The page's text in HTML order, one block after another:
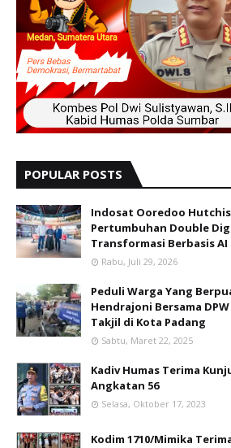
POPULAR POSTS
Indosat Ooredoo
Pertumbuhan Double
Transformasi Berbasis AI
Rabu, Juli 29, 2026
Peduli Warga Yang
Hendrajoni Bersama
Takjil di Kota Padang
Sabtu, Maret 22, 2025
Kadiv Humas Terima
Angkatan 56
Selasa, Oktober 17, 2023
Kodim 1710/Mimika